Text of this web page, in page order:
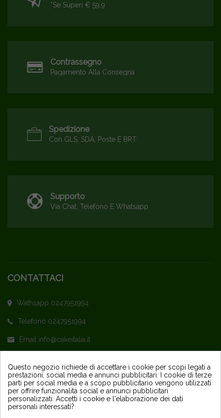
*se Superi € 59,9
Contrassegno
Pagamento Alla Consegna
Spedizione
Con GLS, SDA, Poste E BRT
Supporto
Via Chat, Telefono E Whatsapp
CONTATTACI
Wathsapp 0247951994
Telefono 0247951994
Email info@cakeitalia.it
dalle ore 9,30 alle 14 e dalle 15 alle 18
Questo negozio richiede di accettare i cookie per scopi legati a
prestazioni, social media e annunci pubblicitari. I cookie di terze
parti per social media e a scopo pubblicitario vengono utilizzati
per offrire funzionalità social e annunci pubblicitari
personalizzati. Accetti i cookie e l'elaborazione dei dati
personali interessati?